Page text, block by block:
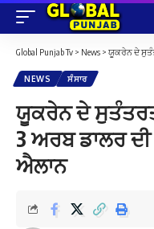
Global Punjab Tv > News > ਯੂਕਰੇਨ ਦੇ
NEWS ਸੰਸਾਰ
ਯੂਕਰੇਨ ਦੇ
3 ਅਰਬ ਡਾਲਰ
ਐਲਾਨ